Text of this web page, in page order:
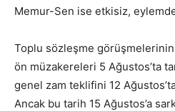
Memur-Sen ise etkisiz,
Toplu sözleşme görüşmelerinin
ön müzakereleri 5 Ağustos’ta
genel zam teklifini 12
Ancak bu tarih 15 Ağustos’a